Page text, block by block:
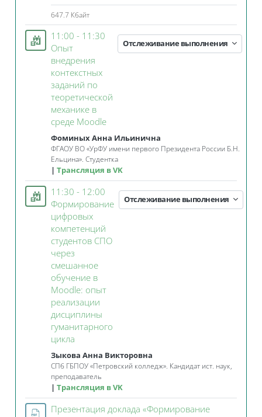
647.7 Кбайт
11:00 - 11:30
Опыт
внедрения
контекстных
заданий по
теоретической
механике в
среде MoodleЗанятие 3KL
Отслеживание выполнения
Фоминых Анна Ильинична
ФГАОУ ВО «УрФУ имени первого Президента России Б.Н.
Ельцина». Студентка
Трансляция в VK
11:30 - 12:00
Формирование
цифровых
компетенций
студентов СПО
через
смешанное
обучение в
Moodle: опыт
реализации
дисциплины
гуманитарного
цикла
Отслеживание выполнения
Зыкова Анна Викторовна
СПб ГБПОУ «Петровский колледж». Кандидат ист. наук,
преподаватель
Трансляция в VK
Презентация доклада «Формирование